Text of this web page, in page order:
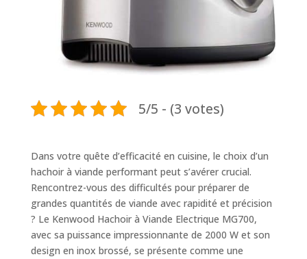
5/5 - (3 votes)
Dans votre quête d’efficacité en cuisine, le choix d’un
hachoir à viande performant peut s’avérer crucial.
Rencontrez-vous des difficultés pour préparer de
grandes quantités de viande avec rapidité et précision
? Le Kenwood Hachoir à Viande Electrique MG700,
avec sa puissance impressionnante de 2000 W et son
design en inox brossé, se présente comme une